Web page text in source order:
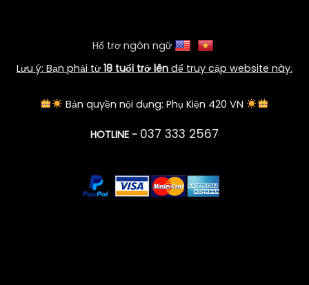
Hổ trợ ngôn ngữ
Lưu ý: Bạn phải từ 18 tuổi trở lên để truy cập website này.
Bản quyền nội dụng: Phụ Kiện 420 VN
HOTLINE - 037 333 2567